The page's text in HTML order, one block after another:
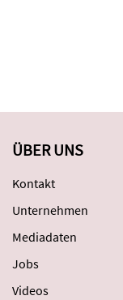
ÜBER UNS
Kontakt
Unternehmen
Mediadaten
Jobs
Videos